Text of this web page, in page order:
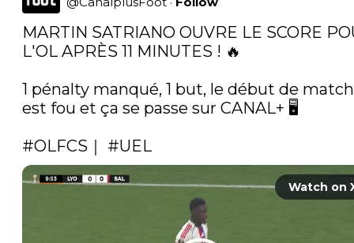
MARTIN SATRIANO OUVRE LE SCORE
L'OL APRÈS 11 MINUTES ! 🔥
1 pénalty manqué, 1 but, le début de match
est fou et ça se passe sur CANAL+ 🖥️
#OLFCS ｜ #UEL
Watch on